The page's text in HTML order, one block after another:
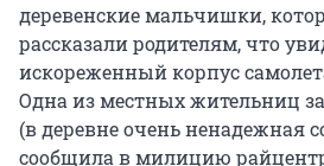
деревенские мальчишки,
рассказали родителям, что
искореженный корпус
Одна из местных жительниц
(в деревне очень ненадежная
сообщила в милицию